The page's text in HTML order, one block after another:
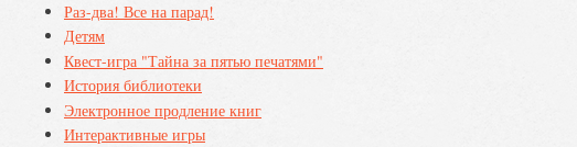
Раз-два! Все на парад!
Детям
Квест-игра "Тайна за пятью печатями"
История библиотеки
Электронное продление книг
Интерактивные игры